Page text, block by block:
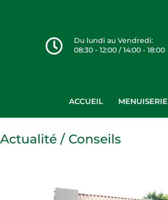
Du lundi au Vendredi:
08:30 - 12:00 / 14:00 - 18:00
ACCUEIL MENUISERIE
Actualité / Conseils